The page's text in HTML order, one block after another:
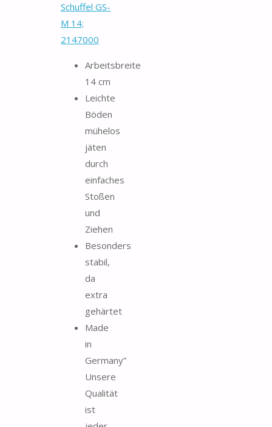
Schuffel GS-
M 14;
2147000
Arbeitsbreite
14 cm
Leichte
Böden
mühelos
jäten
durch
einfaches
Stoßen
und
Ziehen
Besonders
stabil,
da
extra
gehärtet
Made
in
Germany”
Unsere
Qualität
ist